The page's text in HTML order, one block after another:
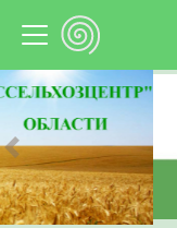
Предыдущий